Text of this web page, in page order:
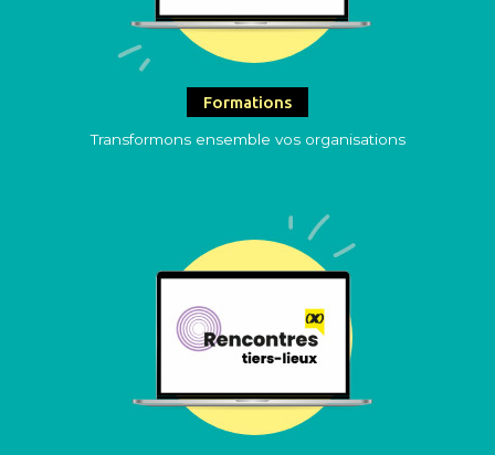
Formations
Transformons ensemble vos organisations